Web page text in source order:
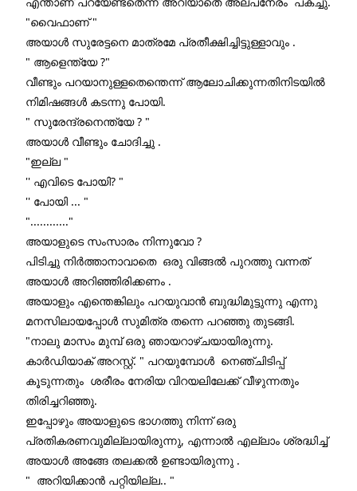
"വൈഫാണ് "
അയാൾ സുരേട്ടനെ മാത്രമേ പ്രതീക്ഷിച്ചിട്ടുള്ളാവും .
" ആളെന്ത്യേ ?"
വീണ്ടും പറയാനുള്ളതെന്തെന്ന് ആലോചിക്കുന്നതിനിടയിൽ
നിമിഷങ്ങൾ കടന്നു പോയി.
" സുരേന്ദ്രനെന്ത്യേ ? "
അയാൾ വീണ്ടും ചോദിച്ചു .
"ഇല്ല "
'' എവിടെ പോയി? "
'' പോയി ... "
"............"
അയാളുടെ സംസാരം നിന്നുവോ ?
പിടിച്ചു നിർത്താനാവാതെ  ഒരു വിങ്ങൽ പുറത്തു വന്നത്
അയാൾ അറിഞ്ഞിരിക്കണം .
അയാളും എന്തെങ്കിലും പറയുവാൻ ബുദ്ധിമുട്ടുന്നു എന്നു
മനസിലായപ്പോൾ സുമിത്ര തന്നെ പറഞ്ഞു തുടങ്ങി.
"നാലു മാസം മുമ്പ് ഒരു ഞായറാഴ്ചയായിരുന്നു.
കാർഡിയാക് അറസ്റ്റ്. " പറയുമ്പോൾ  നെഞ്ചിടിപ്പ്
കൂടുന്നതും  ശരീരം നേരിയ വിറയലിലേക്ക് വീഴുന്നതും
തിരിച്ചറിഞ്ഞു.
ഇപ്പോഴും അയാളുടെ ഭാഗത്തു നിന്ന് ഒരു
പ്രതികരണവുമില്ലായിരുന്നു, എന്നാൽ എല്ലാം ശ്രദ്ധിച്ച്
അയാൾ അങ്ങേ തലക്കൽ ഉണ്ടായിരുന്നു .
"  അറിയിക്കാൻ പറ്റിയില്ല.. "